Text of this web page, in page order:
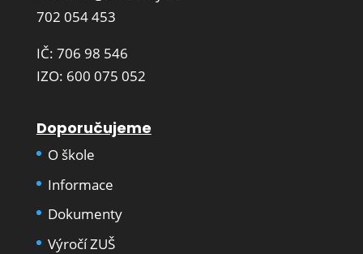
702 054 453
IČ: 706 98 546
IZO: 600 075 052
Doporučujeme
O škole
Informace
Dokumenty
Výročí ZUŠ